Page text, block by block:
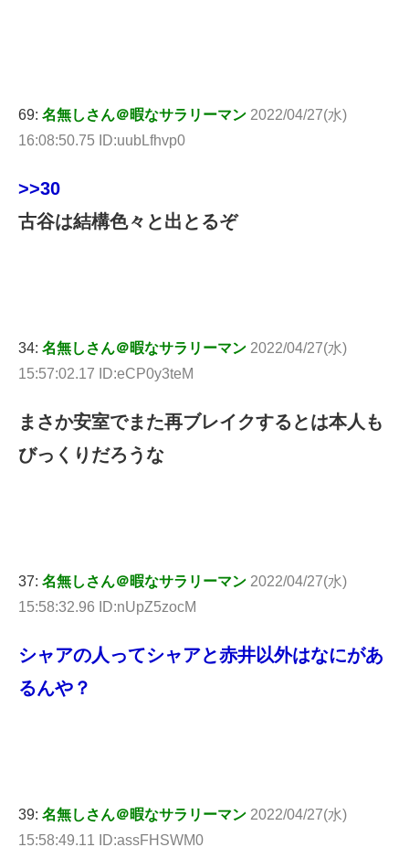
69: 名無しさん＠暇なサラリーマン 2022/04/27(水)
16:08:50.75 ID:uubLfhvp0
>>30
古谷は結構色々と出とるぞ
34: 名無しさん＠暇なサラリーマン 2022/04/27(水)
15:57:02.17 ID:eCP0y3teM
まさか安室でまた再ブレイクするとは本人も
びっくりだろうな
37: 名無しさん＠暇なサラリーマン 2022/04/27(水)
15:58:32.96 ID:nUpZ5zocM
シャアの人ってシャアと赤井以外はなにがあ
るんや？
39: 名無しさん＠暇なサラリーマン 2022/04/27(水)
15:58:49.11 ID:assFHSWM0